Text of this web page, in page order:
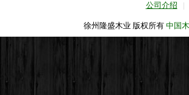
公司介绍 |
徐州隆盛木业 版权所有 中国